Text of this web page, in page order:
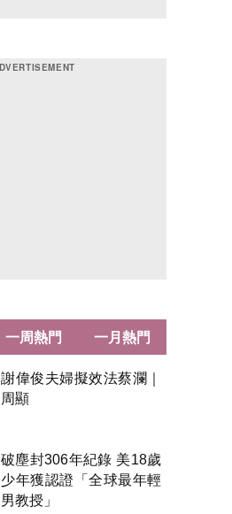
謝偉俊夫婦擬效法蔡瀾｜
周顯
破塵封306年紀錄 美18歲
少年獲認證「全球最年輕
男教授」
一周熱門 一月熱門